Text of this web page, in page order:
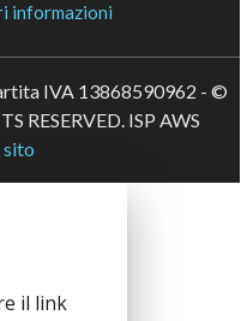
informazioni
IVA 13868590962 - ©
RESERVED. ISP AWS
sito
il link